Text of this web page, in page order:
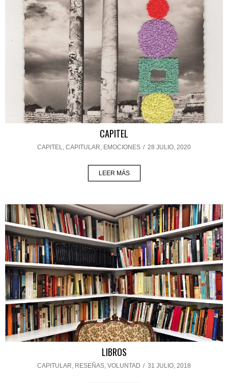
CAPITEL
CAPITEL CAPITULAR EMOCIONES / 28 JULIO, 2020
LEER MÁS
LIBROS
CAPITULAR RESEÑAS VOLUNTAD / 31 JULIO, 2018